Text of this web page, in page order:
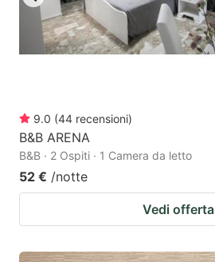
9.0 (44 recensioni)
B&B ARENA
B&B · 2 Ospiti · 1 Camera da letto
52 € /notte
Vedi offerta